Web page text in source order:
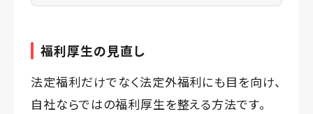
福利厚生の見直し
法定福利だけでなく法定外福利にも目を向け、
自社ならではの福利厚生を整える方法です。